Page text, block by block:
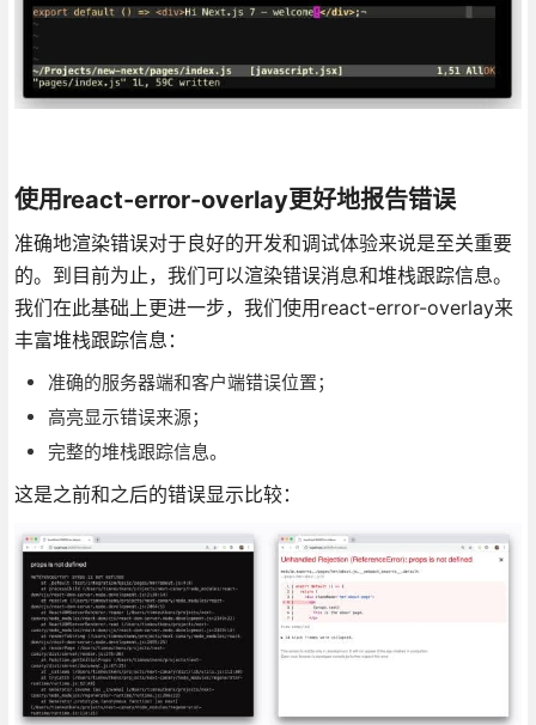
使用react-error-overlay更好地报告错误
准确地渲染错误对于良好的开发和调试体验来说是至关重要
的。到目前为止，我们可以渲染错误消息和堆栈跟踪信息。
我们在此基础上更进一步，我们使用react-error-overlay来
丰富堆栈跟踪信息：
准确的服务器端和客户端错误位置；
高亮显示错误来源；
完整的堆栈跟踪信息。
这是之前和之后的错误显示比较：